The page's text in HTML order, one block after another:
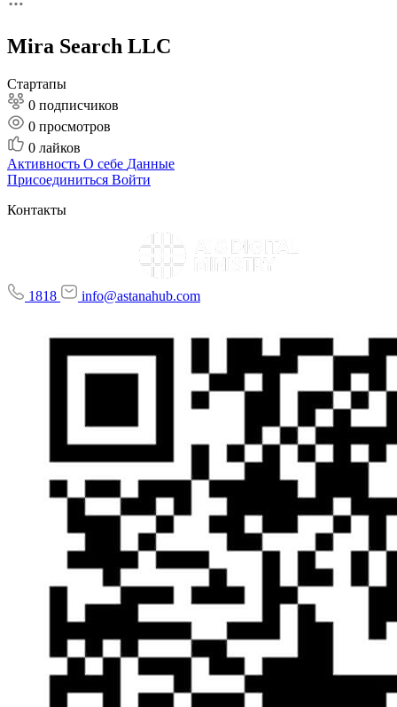
Mira Search LLC
Стартапы
0 подписчиков
0 просмотров
0 лайков
Активность О себе Данные
Присоединиться Войти
Контакты
1818 info@astanahub.com